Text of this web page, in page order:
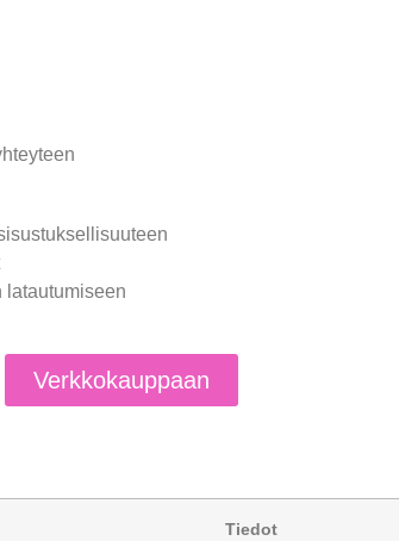
latautumiseen
Verkkokauppaan
Tiedot